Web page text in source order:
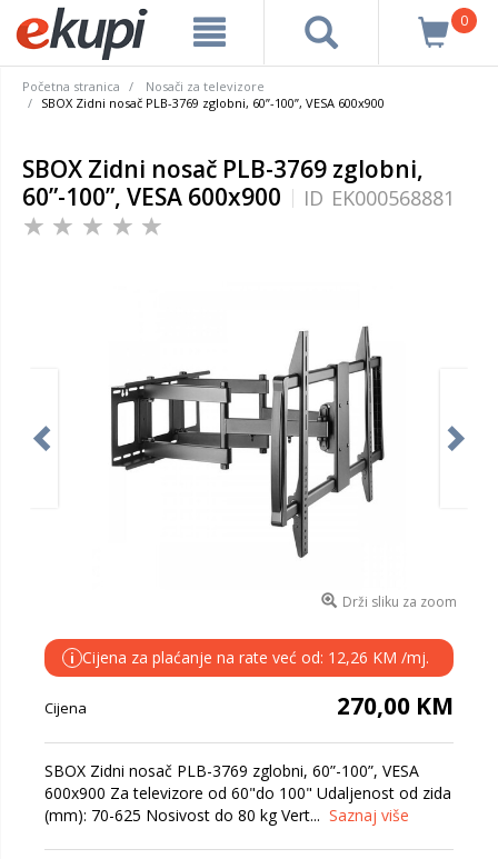
0
Početna stranica
Nosači za televizore
SBOX Zidni nosač PLB-3769 zglobni, 60”-100”, VESA 600x900
SBOX Zidni nosač PLB-3769 zglobni,
60”-100”, VESA 600x900
ID EK000568881
Drži sliku za zoom
i Cijena za plaćanje na rate već od: 12,26 KM /mj.
Cijena 270,00 KM
SBOX Zidni nosač PLB-3769 zglobni, 60”-100”, VESA
600x900 Za televizore od 60"do 100" Udaljenost od zida
(mm): 70-625 Nosivost do 80 kg Vert... Saznaj više